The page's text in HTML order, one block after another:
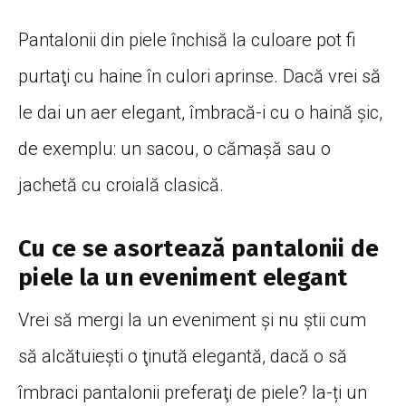
Pantalonii din piele închisă la culoare pot fi
purtaţi cu haine în culori aprinse. Dacă vrei să
le dai un aer elegant, îmbracă-i cu o haină şic,
de exemplu: un sacou, o cămaşă sau o
jachetă cu croială clasică.
Cu ce se asortează pantalonii de
piele la un eveniment elegant
Vrei să mergi la un eveniment şi nu ştii cum
să alcătuieşti o ţinută elegantă, dacă o să
îmbraci pantalonii preferaţi de piele? Ia-ți un